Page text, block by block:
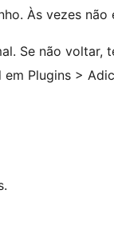
Às vezes
Se não voltar,
Plugins >